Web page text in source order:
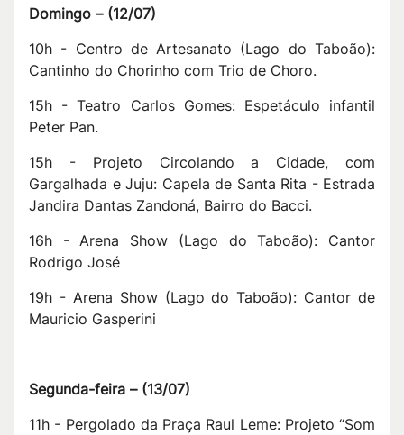
Domingo – (12/07)
10h - Centro de Artesanato (Lago do Taboão):
Cantinho do Chorinho com Trio de Choro.
15h - Teatro Carlos Gomes: Espetáculo infantil
Peter Pan.
15h - Projeto Circolando a Cidade, com
Gargalhada e Juju: Capela de Santa Rita - Estrada
Jandira Dantas Zandoná, Bairro do Bacci.
16h - Arena Show (Lago do Taboão): Cantor
Rodrigo José
19h - Arena Show (Lago do Taboão): Cantor de
Mauricio Gasperini
Segunda-feira – (13/07)
11h - Pergolado da Praça Raul Leme: Projeto “Som